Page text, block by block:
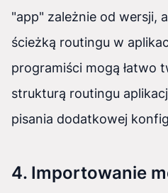
"app" zależnie od wersji,
ścieżką routingu w
programiści mogą łatwo
strukturą routingu
pisania dodatkowej
4. Importowanie